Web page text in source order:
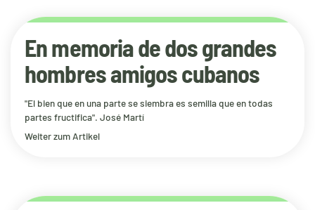
En memoria de dos grandes
hombres amigos cubanos
"El bien que en una parte se siembra es semilla que en todas
partes fructifica". José Martí
Weiter zum Artikel